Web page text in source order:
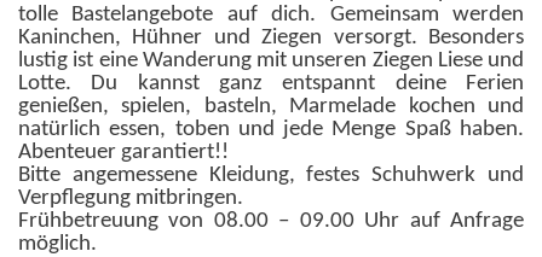
tolle Bastelangebote auf dich. Gemeinsam werden
Kaninchen, Hühner und Ziegen versorgt. Besonders
lustig ist eine Wanderung mit unseren Ziegen Liese und
Lotte. Du kannst ganz entspannt deine Ferien
genießen, spielen, basteln, Marmelade kochen und
natürlich essen, toben und jede Menge Spaß haben.
Abenteuer garantiert!!
Bitte angemessene Kleidung, festes Schuhwerk und
Verpflegung mitbringen.
Frühbetreuung von 08.00 – 09.00 Uhr auf Anfrage
möglich.